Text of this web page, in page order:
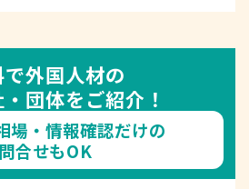
外国人材の
団体をご紹介！
場・情報確認だけの
問合せもOK